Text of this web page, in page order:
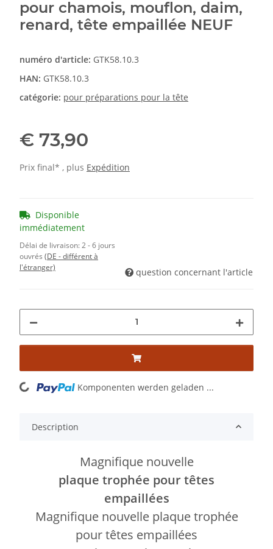
pour chamois, mouflon, daim,
renard, tête empaillée NEUF
numéro d'article: GTK58.10.3
HAN: GTK58.10.3
catégorie: pour préparations pour la tête
€ 73,90
Prix final* , plus Expédition
Disponible
immédiatement
Délai de livraison:2 - 6 jours
ouvrés (DE - différent à
l'étranger)
question concernant l'article
Komponenten werden geladen ...
Description
Magnifique nouvelle
plaque trophée pour têtes
empaillées
Magnifique nouvelle plaque trophée
pour têtes empaillées